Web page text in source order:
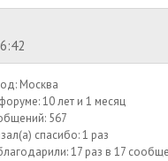
Москва
10 лет и 1 месяц
567
спасибо:1 раз
17 раз в 17